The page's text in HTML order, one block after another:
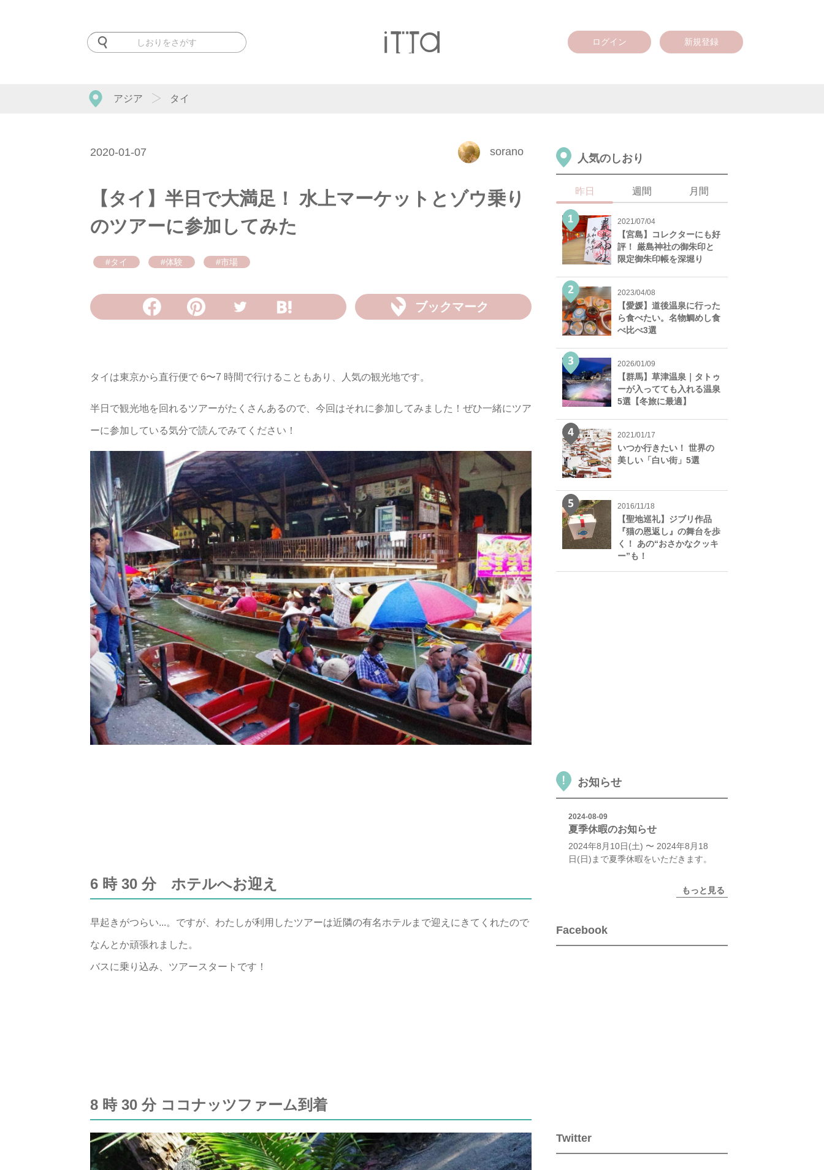
ログイン 新規登録
アジア タイ
2020-01-07 sorano
【タイ】半日で大満足！ 水上マーケットとゾウ乗り
のツアーに参加してみた
#タイ #体験 #市場
ブックマーク
タイは東京から直行便で 6〜7 時間で行けることもあり、人気の観光地です。
半日で観光地を回れるツアーがたくさんあるので、今回はそれに参加してみました！ぜひ一緒にツア
ーに参加している気分で読んでみてください！
6 時 30 分 ホテルへお迎え
早起きがつらい...。ですが、わたしが利用したツアーは近隣の有名ホテルまで迎えにきてくれたので
なんとか頑張れました。
バスに乗り込み、ツアースタートです！
8 時 30 分 ココナッツファーム到着
人気のしおり
昨日 週間 月間
2021/07/04
【宮島】コレクターにも好
評！ 厳島神社の御朱印と
限定御朱印帳を深堀り
2023/04/08
【愛媛】道後温泉に行った
ら食べたい。名物鯛めし食
べ比べ3選
2026/01/09
【群馬】草津温泉｜タトゥ
ーが入ってても入れる温泉
5選【冬旅に最適】
2021/01/17
いつか行きたい！ 世界の
美しい「白い街」5選
2016/11/18
【聖地巡礼】ジブリ作品
『猫の恩返し』の舞台を歩
く！ あの“おさかなクッキ
ー”も！
お知らせ
2024-08-09
夏季休暇のお知らせ
2024年8月10日(土) 〜 2024年8月18
日(日)まで夏季休暇をいただきます。
もっと見る
Facebook
Twitter